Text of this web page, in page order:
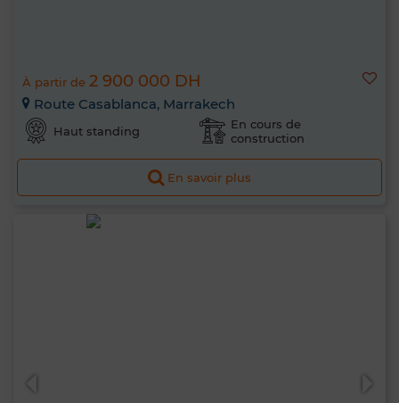
À partir de 2 900 000 DH
Route Casablanca, Marrakech
Haut standing
En cours de
construction
En savoir plus